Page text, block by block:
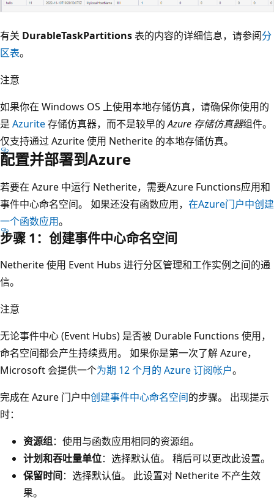
有关 DurableTaskPartitions表的内容的详细信息，请参阅分
区表。
注意
如果你在 Windows OS 上使用本地存储仿真，请确保你使用的
是 Azurite存储仿真器，而不是较早的Azure 存储仿真器组件。
仅支持通过 Azurite 使用 Netherite 的本地存储仿真。
配置并部署到Azure
若要在 Azure 中运行 Netherite，需要Azure Functions应用和
事件中心命名空间。 如果还没有函数应用， 在Azure门户中创建
一个函数应用。
步骤 1：创建事件中心命名空间
Netherite 使用 Event Hubs 进行分区管理和工作实例之间的通
信。
注意
无论事件中心 (Event Hubs) 是否被 Durable Functions 使用，
命名空间都会产生持续费用。 如果你是第一次了解 Azure，
Microsoft 会提供一个为期 12 个月的 Azure 订阅帐户。
完成在 Azure 门户中创建事件中心命名空间的步骤。 出现提示
时：
资源组：使用与函数应用相同的资源组。
计划和吞吐量单位：选择默认值。 稍后可以更改此设置。
保留时间：选择默认值。 此设置对 Netherite 不产生效
果。